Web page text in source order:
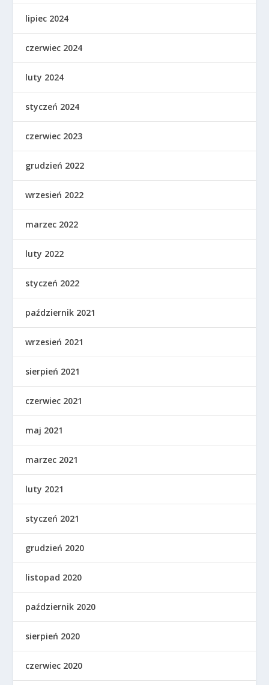
lipiec 2024
czerwiec 2024
luty 2024
styczeń 2024
czerwiec 2023
grudzień 2022
wrzesień 2022
marzec 2022
luty 2022
styczeń 2022
październik 2021
wrzesień 2021
sierpień 2021
czerwiec 2021
maj 2021
marzec 2021
luty 2021
styczeń 2021
grudzień 2020
listopad 2020
październik 2020
sierpień 2020
czerwiec 2020